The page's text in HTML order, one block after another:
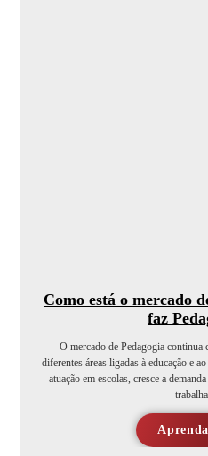
Como está o mercado
faz
O mercado de Pedagogia continua
diferentes áreas ligadas à educação e
atuação em escolas, cresce a